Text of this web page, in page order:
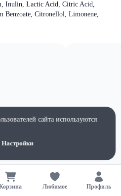
Inulin, Lactic Acid, Citric Acid,
Benzoate, Citronellol, Limonene,
Любимое Профиль
сайта используются
Настройки